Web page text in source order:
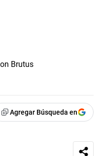
Agregar Búsqueda en